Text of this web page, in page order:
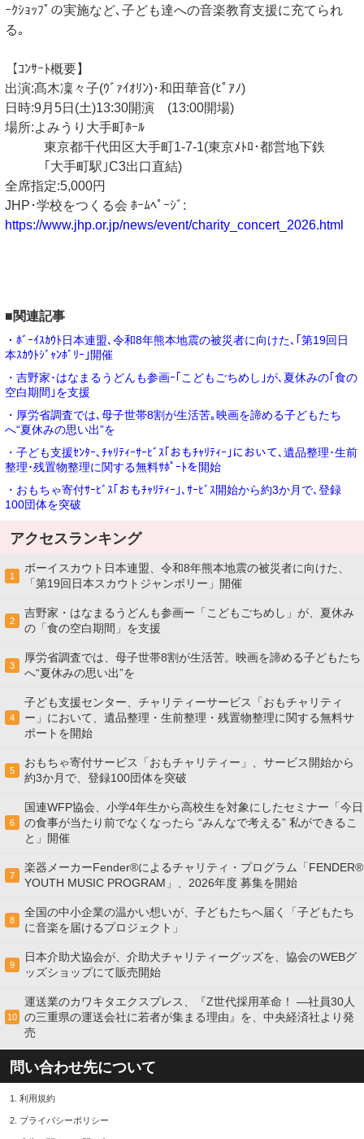
ｰｸｼｮｯﾌﾟの実施など､子ども達への音楽教育支援に充てられ
る｡
【ｺﾝｻｰﾄ概要】
出演:髙木凜々子(ｳﾞｧｲｵﾘﾝ)･和田華音(ﾋﾟｱﾉ)
日時:9月5日(土)13:30開演 (13:00開場)
場所:よみうり大手町ﾎｰﾙ
東京都千代田区大手町1-7-1(東京ﾒﾄﾛ･都営地下鉄
｢大手町駅｣C3出口直結)
全席指定:5,000円
JHP･学校をつくる会 ﾎｰﾑﾍﾟｰｼﾞ:
https://www.jhp.or.jp/news/event/charity_concert_2026.html
■関連記事
・ﾎﾞｰｲｽｶｳﾄ日本連盟､令和8年熊本地震の被災者に向けた､｢第19回日
本ｽｶｳﾄｼﾞｬﾝﾎﾞﾘｰ｣開催
・吉野家･はなまるうどんも参画ｰ｢こどもごちめし｣が､夏休みの｢食の
空白期間｣を支援
・厚労省調査では､母子世帯8割が生活苦｡映画を諦める子どもたち
へ“夏休みの思い出”を
・子ども支援ｾﾝﾀｰ､ﾁｬﾘﾃｨｰｻｰﾋﾞｽ｢おもﾁｬﾘﾃｨｰ｣において､遺品整理･生前
整理･残置物整理に関する無料ｻﾎﾟｰﾄを開始
・おもちゃ寄付ｻｰﾋﾞｽ｢おもﾁｬﾘﾃｨｰ｣､ｻｰﾋﾞｽ開始から約3か月で､登録
100団体を突破
アクセスランキング
1
ボーイスカウト日本連盟、令和8年熊本地震の被災者に向けた、
「第19回日本スカウトジャンボリー」開催
2
吉野家・はなまるうどんも参画ー「こどもごちめし」が、夏休み
の「食の空白期間」を支援
3
厚労省調査では、母子世帯8割が生活苦。映画を諦める子どもたち
へ“夏休みの思い出”を
4
子ども支援センター、チャリティーサービス「おもチャリティ
ー」において、遺品整理・生前整理・残置物整理に関する無料サ
ポートを開始
5
おもちゃ寄付サービス「おもチャリティー」、サービス開始から
約3か月で、登録100団体を突破
6
国連WFP協会、小学4年生から高校生を対象にしたセミナー「今日
の食事が当たり前でなくなったら “みんなで考える” 私ができるこ
と」開催
7
楽器メーカーFender®によるチャリティ・プログラム「FENDER®︎
YOUTH MUSIC PROGRAM」、2026年度 募集を開始
8
全国の中小企業の温かい想いが、子どもたちへ届く「子どもたち
に音楽を届けるプロジェクト」
9
日本介助犬協会が、介助犬チャリティーグッズを、協会のWEBグ
ッズショップにて販売開始
10
運送業のカワキタエクスプレス、『Z世代採用革命！ ―社員30人
の三重県の運送会社に若者が集まる理由』を、中央経済社より発
売
問い合わせ先について
1. 利用規約
2. プライバシーポリシー